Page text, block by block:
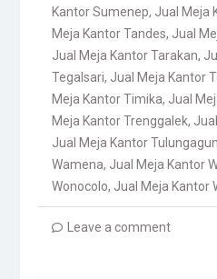
Kantor Sumenep, Jual Meja
Meja Kantor Tandes, Jual
Jual Meja Kantor Tarakan,
Tegalsari, Jual Meja Kantor
Meja Kantor Timika, Jual
Meja Kantor Trenggalek,
Jual Meja Kantor
Wamena, Jual Meja Kantor
Wonocolo, Jual Meja Kantor
Leave a comment